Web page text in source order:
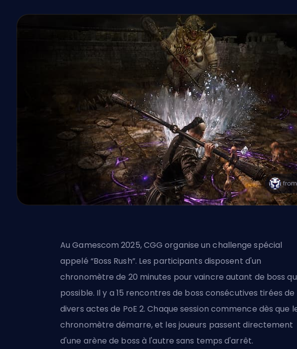
Au Gamescom 2025, CGG organise un challenge spécial
appelé “Boss Rush”. Les participants disposent d'un
chronomètre de 20 minutes pourvaincre autant de boss
possible. Il y a 15 rencontres de boss consécutives tirées de
divers actes de PoE 2. Chaque session commence dès que
chronomètre démarre, et les joueurs passent directement
d'une arène de boss à l'autre sans temps d'arrêt.